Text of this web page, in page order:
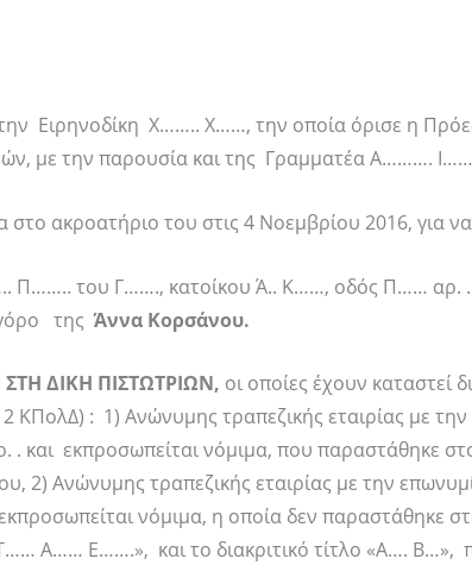
Ειρηνοδίκη Χ…….. Χ……, την οποία όρισε η
με την παρουσία και της Γραμματέα Α……….
στο ακροατήριο του στις 4 Νοεμβρίου 2016, για
Π…….. του Γ……., κατοίκου Ά.. Κ……, οδός Π…… αρ.
τηςΆννα Κορσάνου.
ΔΙΚΗ ΠΙΣΤΩΤΡΙΩΝ, οι οποίες έχουν καταστεί
2 ΚΠολΔ) : 1) Ανώνυμης τραπεζικής εταιρίας με
και εκπροσωπείται νόμιμα, που παραστάθηκε
2) Ανώνυμης τραπεζικής εταιρίας με την
νόμιμα, η οποία δεν παραστάθηκε
Α…… Ε…….», και το διακριτικό τίτλο «Α…. Β…»,